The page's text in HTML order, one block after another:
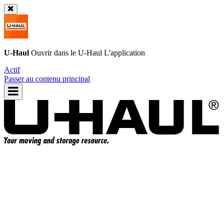
U-Haul Ouvrir dans le U-Haul L'application
Actif
Passer au contenu principal